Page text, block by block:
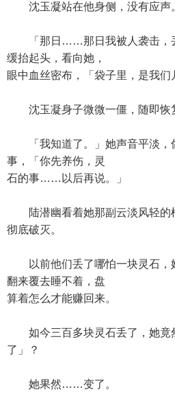
沈玉凝站在他身侧，没有应声
「那日……那日我被人袭击，
缓抬起头，看向她，
眼中血丝密布，「袋子里，是我们
沈玉凝身子微微一僵，随即恢
「我知道了。」她声音平淡，
事，「你先养伤，灵
石的事……以后再说。」
陆潜幽看着她那副云淡风轻的
彻底破灭。
以前他们丢了哪怕一块灵石，
翻来覆去睡不着，盘
算着怎么才能赚回来。
如今三百多块灵石丢了，她竟
了」？
她果然……变了。